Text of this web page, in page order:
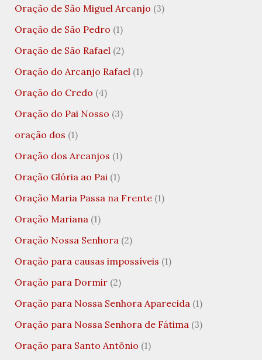
Oração de São Miguel Arcanjo (3)
Oração de São Pedro (1)
Oração de São Rafael(2)
Oração do Arcanjo Rafael(1)
Oração do Credo (4)
Oração do Pai Nosso (3)
oração dos (1)
Oração dos Arcanjos (1)
Oração Glória ao Pai(1)
Oração Maria Passa na Frente(1)
Oração Mariana(1)
Oração Nossa Senhora(2)
Oração para causas impossíveis (1)
Oração para Dormir(2)
Oração para Nossa Senhora Aparecida(1)
Oração para Nossa Senhora de Fátima(3)
Oração para Santo Antônio (1)